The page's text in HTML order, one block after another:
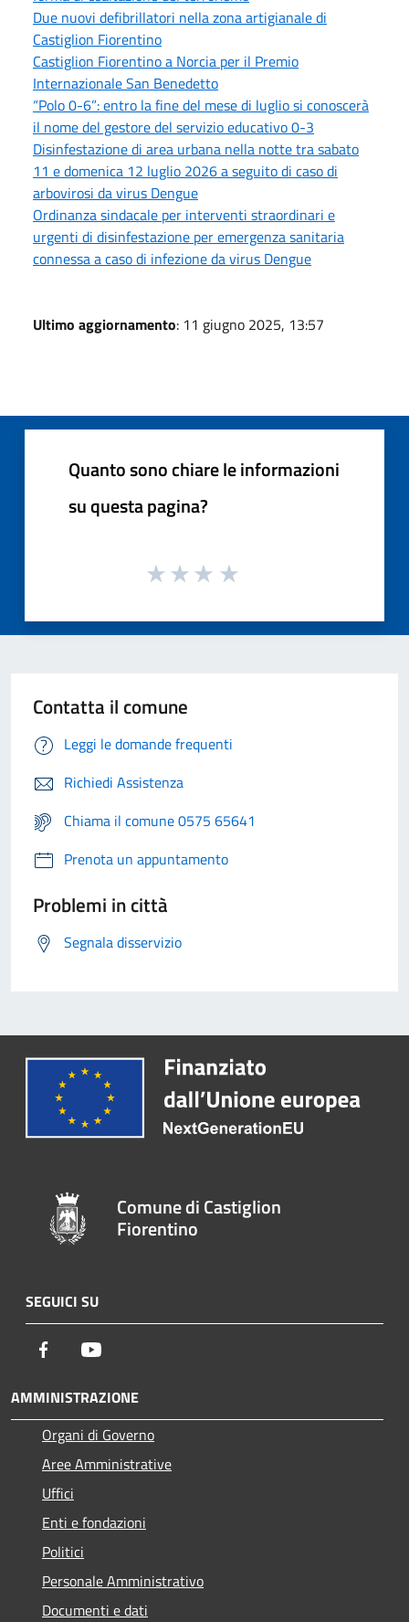
Due nuovi defibrillatori nella zona artigianale di
Castiglion Fiorentino
Castiglion Fiorentino a Norcia per il Premio
Internazionale San Benedetto
“Polo 0-6”: entro la fine del mese di luglio si conoscerà
il nome del gestore del servizio educativo 0-3
Disinfestazione di area urbana nella notte tra sabato
11 e domenica 12 luglio 2026 a seguito di caso di
arbovirosi da virus Dengue
Ordinanza sindacale per interventi straordinari e
urgenti di disinfestazione per emergenza sanitaria
connessa a caso di infezione da virus Dengue
Ultimo aggiornamento: 11 giugno 2025, 13:57
Quanto sono chiare le informazioni
su questa pagina?
Contatta il comune
Leggi le domande frequenti
Richiedi Assistenza
Chiama il comune 0575 65641
Prenota un appuntamento
Problemi in città
Segnala disservizio
Comune di Castiglion
Fiorentino
SEGUICI SU
Facebook
AMMINISTRAZIONE
Organi di Governo
Aree Amministrative
Uffici
Enti e fondazioni
Politici
Personale Amministrativo
Documenti e dati